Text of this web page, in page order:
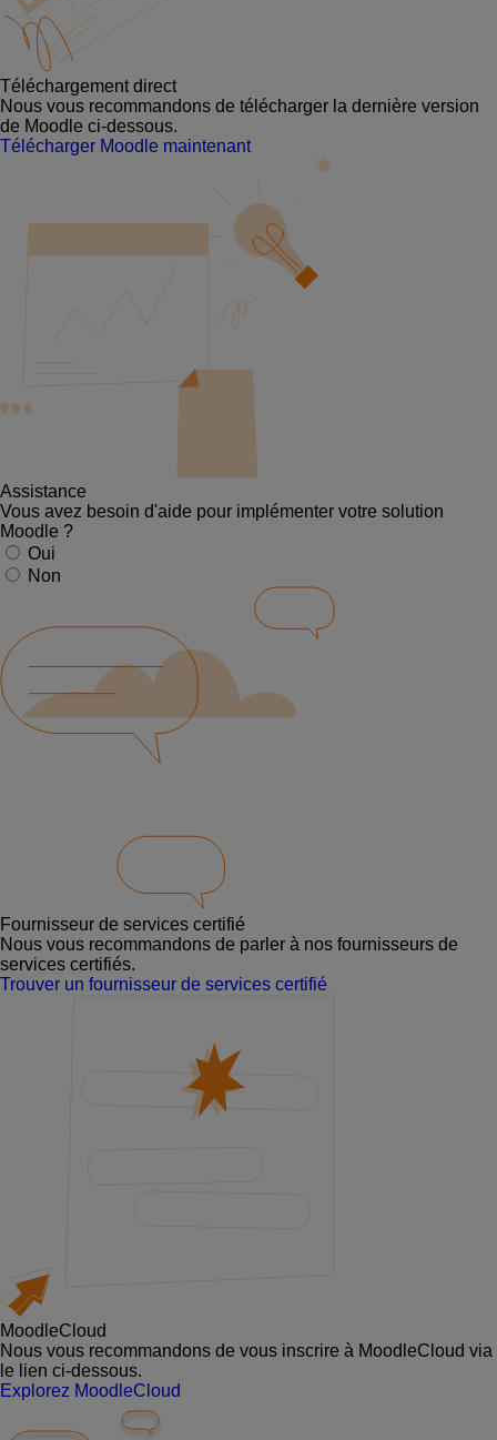
Téléchargement direct
Nous vous recommandons de télécharger la dernière version
de Moodle ci-dessous.
Télécharger Moodle maintenant
Assistance
Vous avez besoin d'aide pour implémenter votre solution
Moodle ?
Oui
Non
Fournisseur de services certifié
Nous vous recommandons de parler à nos fournisseurs de
services certifiés.
Trouver un fournisseur de services certifié
MoodleCloud
Nous vous recommandons de vous inscrire à MoodleCloud via
le lien ci-dessous.
Explorez MoodleCloud